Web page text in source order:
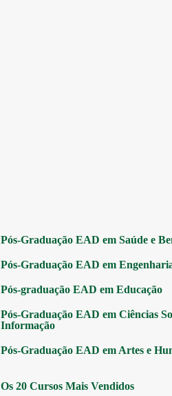
Pós-Graduação EAD em Saúde e
Pós-Graduação EAD em
Pós-graduação EAD em Educação
Pós-Graduação EAD em Ciências
Informação
Pós-Graduação EAD em Artes e
Os 20 Cursos Mais Vendidos